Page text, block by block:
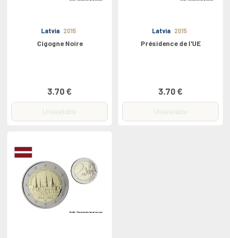
Latvia 2015
Cigogne Noire
3.70 €
Unavailable
Latvia 2015
Présidence de l'UE
3.70 €
Unavailable